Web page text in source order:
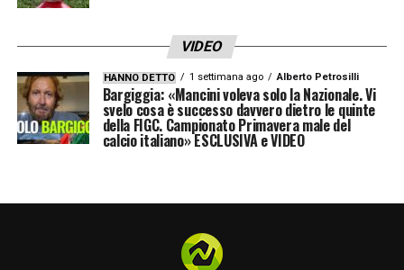
VIDEO
HANNO DETTO 1 settimana ago Alberto Petrosilli
Bargiggia: «Mancini voleva solo la Nazionale. Vi
svelo cosa è successo davvero dietro le quinte
della FIGC. Campionato Primavera male del
calcio italiano» ESCLUSIVA e VIDEO